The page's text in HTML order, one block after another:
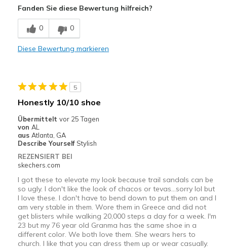
Travel
Width
Sizing
Feels true to size
Fanden Sie diese Bewertung hilfreich?
0 0
Diese Bewertung markieren
5
Honestly 10/10 shoe
Übermittelt vor 25 Tagen
von AL
aus Atlanta, GA
Describe Yourself Stylish
REZENSIERT BEI
skechers.com
I got these to elevate my look because trail sandals can be
so ugly. I don't like the look of chacos or tevas…sorry lol but
I love these. I don't have to bend down to put them on and I
am very stable in them. Wore them in Greece and did not
get blisters while walking 20,000 steps a day for a week. I'm
23 but my 76 year old Granma has the same shoe in a
different color. We both love them. She wears hers to
church. I like that you can dress them up or wear casually.